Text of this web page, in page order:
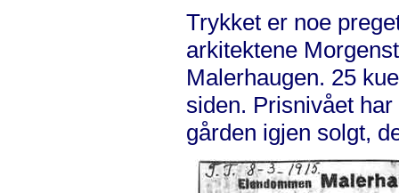
Trykket er noe
arkitektene
Malerhaugen. 25
siden. Prisnivået
gården igjen solgt,